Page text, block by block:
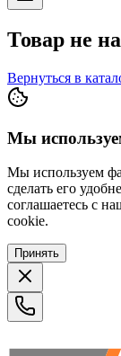
Товар не
Вернуться в
Мы
Мы используем
сделать его
соглашаетесь с
cookie.
Принять